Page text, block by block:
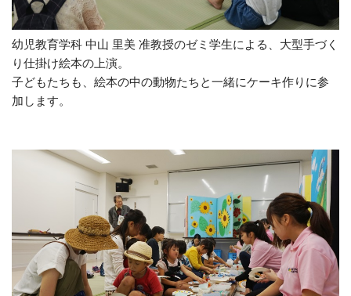
幼児教育学科 中山 里美 准教授のゼミ学生による、大型手づく
り仕掛け絵本の上演。
子どもたちも、絵本の中の動物たちと一緒にケーキ作りに参
加します。